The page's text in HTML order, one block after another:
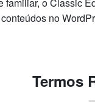
no
Termos